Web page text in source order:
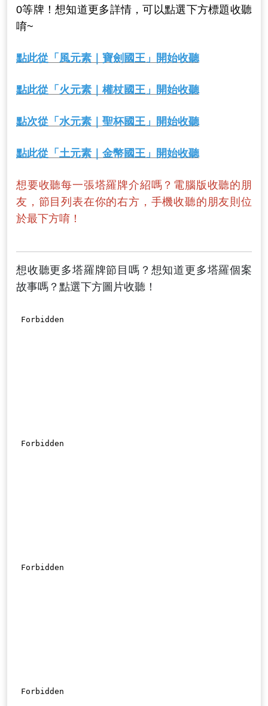
0等牌！想知道更多詳情，可以點選下方標題收聽
唷~
點此從「風元素｜寶劍國王」開始收聽
點此從「火元素｜權杖國王」開始收聽
點次從「水元素｜聖杯國王」開始收聽
點此從「土元素｜金幣國王」開始收聽
想要收聽每一張塔羅牌介紹嗎？電腦版收聽的朋
友，節目列表在你的右方，手機收聽的朋友則位
於最下方唷！
想收聽更多塔羅牌節目嗎？想知道更多塔羅個案
故事嗎？點選下方圖片收聽！